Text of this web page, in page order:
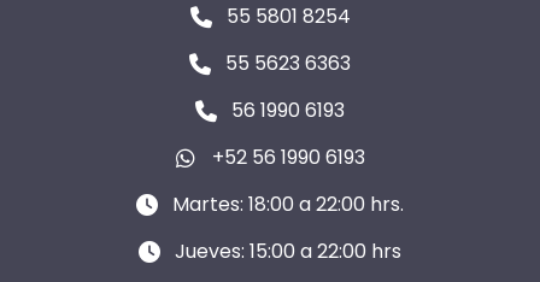
55 5801 8254
55 5623 6363
56 1990 6193
+52 56 1990 6193
Martes: 18:00 a 22:00 hrs.
Jueves: 15:00 a 22:00 hrs